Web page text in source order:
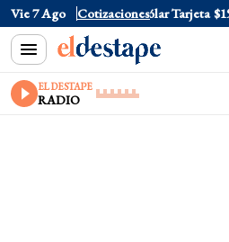
Vie 7 Ago Cotizaciones
Oficial $1520 Dólar Tarjeta $1976
EL DESTAPE
RADIO